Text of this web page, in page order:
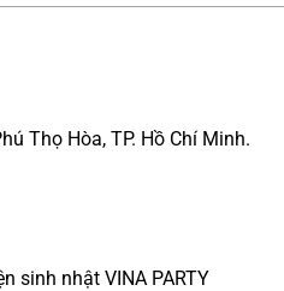
Thọ Hòa, TP. Hồ Chí Minh.
sinh nhật VINA PARTY